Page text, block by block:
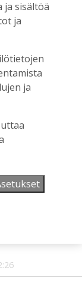
ensi
monipuolista
ja
ja
ja sisältöä
ja
ja